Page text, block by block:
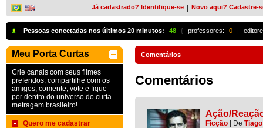
Já cadastrado? Identifique-se Novo aqui? Cadastre-
Pessoas conectadas nos últimos 20 minutos: 48 { professores: 0 |
Meu Porta Curtas
Crie canais com seus filmes
preferidos, compartilhe com os
amigos, comente, vote e fique
por dentro do universo do curta-
metragem brasileiro!
Quero me cadastrar
Comentários
Comentários
Ação/
Ficção De